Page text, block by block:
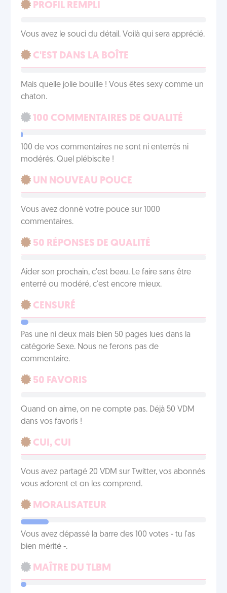
PROFIL REMPLI
Vous avez le souci du détail. Voilà qui sera apprécié.
C'EST DANS LA BOÎTE
Mais quelle jolie bouille ! Vous êtes sexy comme un
chaton.
100 COMMENTAIRES DE QUALITÉ
100 de vos commentaires ne sont ni enterrés ni
modérés. Quel plébiscite !
UN NOUVEAU POUCE
Vous avez donné votre pouce sur 1000
commentaires.
50 RÉPONSES DE QUALITÉ
Aider son prochain, c'est beau. Le faire sans être
enterré ou modéré, c'est encore mieux.
CENSURÉ
Pas une ni deux mais bien 50 pages lues dans la
catégorie Sexe. Nous ne ferons pas de
commentaire.
50 FAVORIS
Quand on aime, on ne compte pas. Déjà 50 VDM
dans vos favoris !
CUI, CUI
Vous avez partagé 20 VDM sur Twitter, vos abonnés
vous adorent et on les comprend.
MORALISATEUR
Vous avez dépassé la barre des 100 votes - tu l'as
bien mérité -.
MAÎTRE DU TLBM